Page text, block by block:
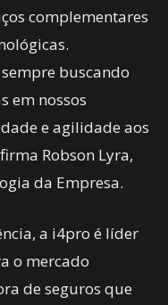
complementares
sempre buscando
em nossos
e agilidade aos
Robson Lyra,
da Empresa.
a i4pro é líder
o mercado
de seguros que